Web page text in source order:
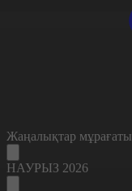
Жаңалықтар мұрағаты
НАУРЫЗ 2026